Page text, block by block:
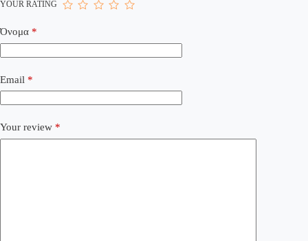
YOUR RATING
Όνομα *
Email *
Your review *